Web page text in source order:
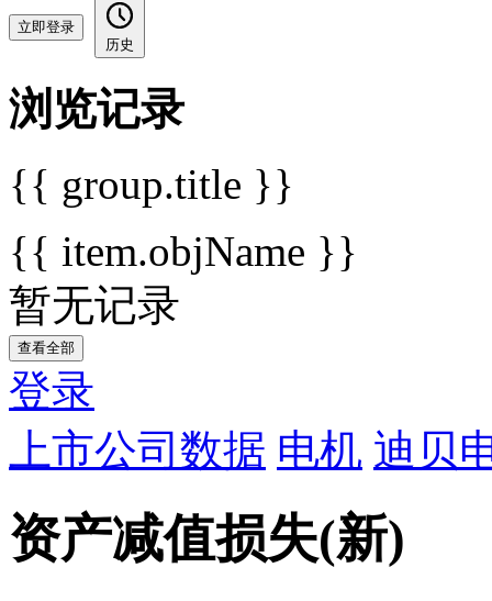
立即登录
历史
浏览记录
{{ group.title }}
{{ item.objName }}
暂无记录
查看全部
登录
上市公司数据 电机 迪贝
资产减值损失(新)